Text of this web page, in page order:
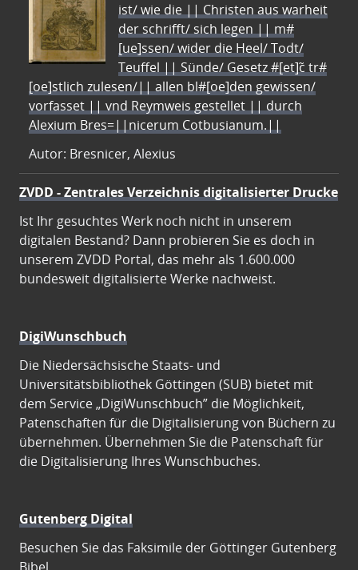
ist/ wie die || Christen aus warheit
der schrifft/ sich legen || m#
[ue]ssen/ wider die Heel/ Todt/
Teuffel || Sünde/ Gesetz #[et]c̃ tr#
[oe]stlich zulesen/|| allen bl#[oe]den gewissen/
vorfasset || vnd Reymweis gestellet || durch
Alexium Bres=||nicerum Cotbusianum.||
Autor: Bresnicer, Alexius
ZVDD - Zentrales Verzeichnis digitalisierter Drucke
Ist Ihr gesuchtes Werk noch nicht in unserem
digitalen Bestand? Dann probieren Sie es doch in
unserem ZVDD Portal, das mehr als 1.600.000
bundesweit digitalisierte Werke nachweist.
DigiWunschbuch
Die Niedersächsische Staats- und
Universitätsbibliothek Göttingen (SUB) bietet mit
dem Service „DigiWunschbuch” die Möglichkeit,
Patenschaften für die Digitalisierung von Büchern zu
übernehmen. Übernehmen Sie die Patenschaft für
die Digitalisierung Ihres Wunschbuches.
Gutenberg Digital
Besuchen Sie das Faksimile der Göttinger Gutenberg